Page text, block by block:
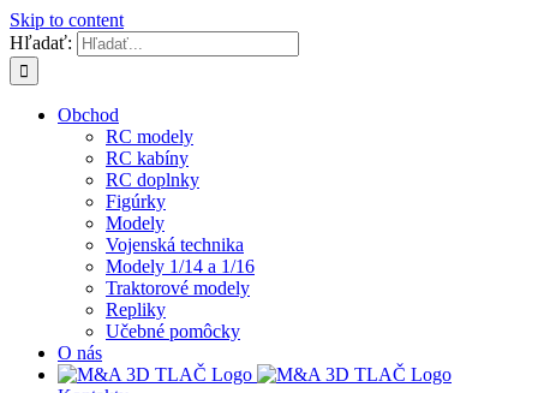
Skip to content
Hľadať:
Obchod
RC modely
RC kabíny
RC doplnky
Figúrky
Modely
Vojenská technika
Modely 1/14 a 1/16
Traktorové modely
Repliky
Učebné pomôcky
O nás